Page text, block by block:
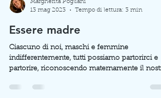
Margherita Pogliani
13 mag 2023
Tempo di lettura: 3 min
Essere madre
indifferentemente, tutti possiamo partorirci e